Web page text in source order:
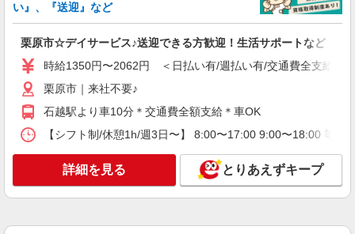
い』、『送迎』など
栗原市☆デイサービス♪送迎できる方歓迎！生活サポートなど
時給1350円〜2062円 ＜日払い有/週払い有/交通費全支給(ガ
栗原市｜来社不要♪
石越駅より車10分＊交通費全額支給＊車OK
【シフト制/休憩1h/週3日〜】 8:00〜17:00 9:00〜18:00 等 ※
詳細を見る とりあえずキープ